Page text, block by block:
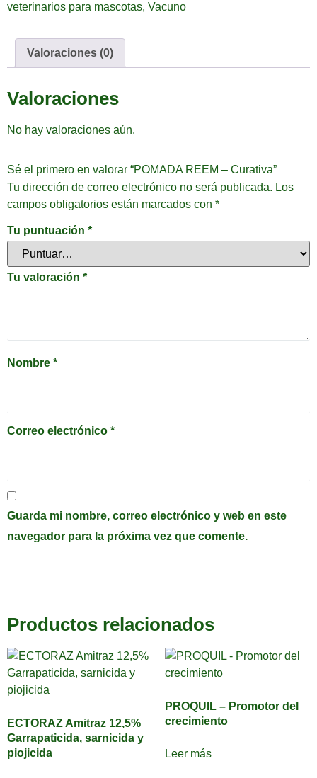
veterinarios para mascotas, Vacuno
Valoraciones (0)
Valoraciones
No hay valoraciones aún.
Sé el primero en valorar “POMADA REEM – Curativa”
Tu dirección de correo electrónico no será publicada. Los
campos obligatorios están marcados con *
Tu puntuación *
Tu valoración *
Nombre *
Correo electrónico *
Guarda mi nombre, correo electrónico y web en este
navegador para la próxima vez que comente.
Productos relacionados
ECTORAZ Amitraz 12,5%
Garrapaticida, sarnicida y
piojicida
PROQUIL – Promotor del
crecimiento
Leer más